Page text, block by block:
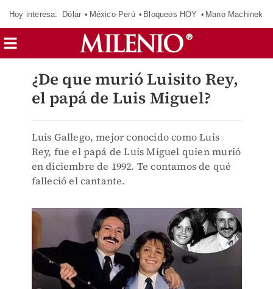
Hoy interesa: Dólar México-Perú Bloqueos HOY Mano Machinek
¿De que murió Luisito Rey,
el papá de Luis Miguel?
Luis Gallego, mejor conocido como Luis
Rey, fue el papá de Luis Miguel quien murió
en diciembre de 1992. Te contamos de qué
falleció el cantante.